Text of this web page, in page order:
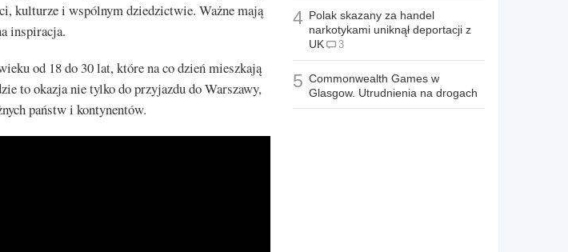
kulturze i wspólnym dziedzictwie. Ważne mają
inspiracja.
od 18 do 30 lat, które na co dzień mieszkają
to okazja nie tylko do przyjazdu do Warszawy,
państw i kontynentów.
4 Polak skazany za handel
narkotykami uniknął deportacji z
UK
3
5 Commonwealth Games w
Glasgow. Utrudnienia na drogach